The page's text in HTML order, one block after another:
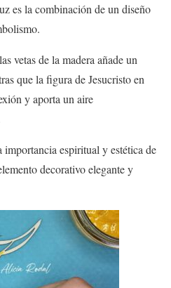
es la combinación de un diseño
vetas de la madera añade un
que la figura de Jesucristo en
y aporta un aire
importancia espiritual y estética de
decorativo elegante y